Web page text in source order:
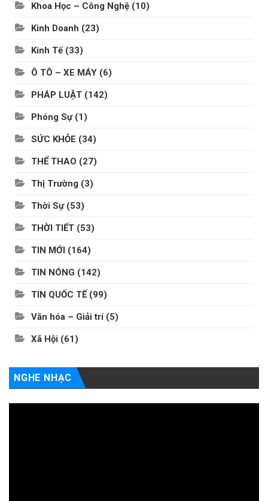
Khoa Học – Công Nghệ (10)
Kinh Doanh (23)
Kinh Tế(33)
Ô TÔ – XE MÁY (6)
PHÁP LUẬT (142)
Phóng Sự(1)
SỨC KHỎE (34)
THỂ THAO (27)
Thị Trường (3)
Thời Sự(53)
THỜI TIẾT (53)
TIN MỚI (164)
TIN NÓNG (142)
TIN QUỐC TẾ (99)
Văn hóa – Giải trí(5)
Xã Hội (61)
NGHE NHẠC